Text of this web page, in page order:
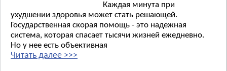
Каждая минута при
ухудшении здоровья может стать решающей.
Государственная скорая помощь - это надежная
система, которая спасает тысячи жизней ежедневно.
Но у нее есть объективная
Читать далее >>>